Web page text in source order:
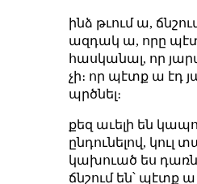
ինձ թւում ա,
ազդակ ա, որը
հասկանալ, որ
չի։ որ պէտք ա էդ
պրծնել։
քեզ աւելի են
ընդունելով, կուլ
կախուած ես
ճնշում են՝ պէտք ա